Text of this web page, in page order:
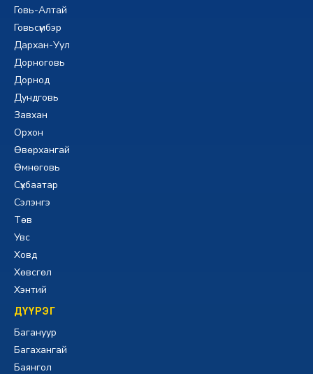
Говь-Алтай
Говьсүмбэр
Дархан-Уул
Дорноговь
Дорнод
Дундговь
Завхан
Орхон
Өвөрхангай
Өмнөговь
Сүхбаатар
Сэлэнгэ
Төв
Увс
Ховд
Хөвсгөл
Хэнтий
ДҮҮРЭГ
Багануур
Багахангай
Баянгол